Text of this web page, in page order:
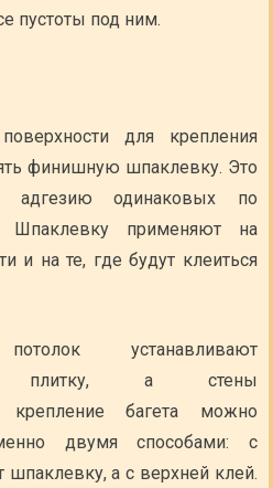
пустоты под ним.
для крепления
финишную шпаклевку. Это
адгезию одинаковых по
Шпаклевку применяют на
и на те, где будут клеиться
устанавливают
плитку, а стены
крепление багета можно
двумя способами: с
шпаклевку, а с верхней клей.